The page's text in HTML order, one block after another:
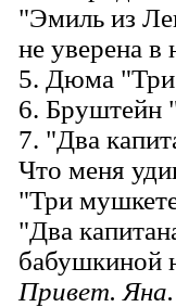
"Эмиль из
не уверена в
5. Дюма
6. Бруштейн
7. "Два
Что меня
"Три
"Два
бабушкиной
Привет. Яна.